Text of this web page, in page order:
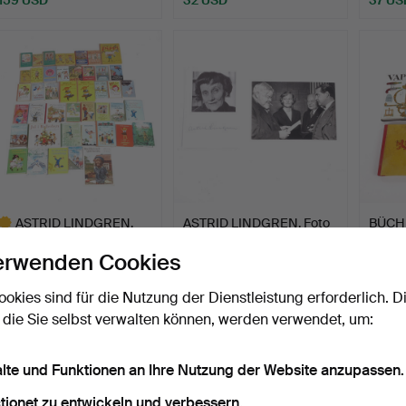
ASTRID LINDGREN.
26. Nov 2025
USD
ASTRID LINDGREN. Foto
69 USD 32
Cookies
sind für die Nutzung der Dienstleistung erforderlich.
Sie selbst verwalten können, werden verwendet, um:
und Funktionen an Ihre Nutzung der Website anzupassen.